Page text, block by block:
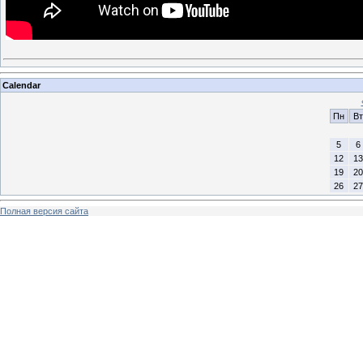
Calendar
Пн
Вт
5
6
12
13
19
20
26
27
Полная версия сайта